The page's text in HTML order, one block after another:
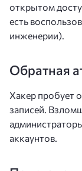
открытом
есть
инженерии).
Обратная
Хакер пробует
записей.
аккаунтов.